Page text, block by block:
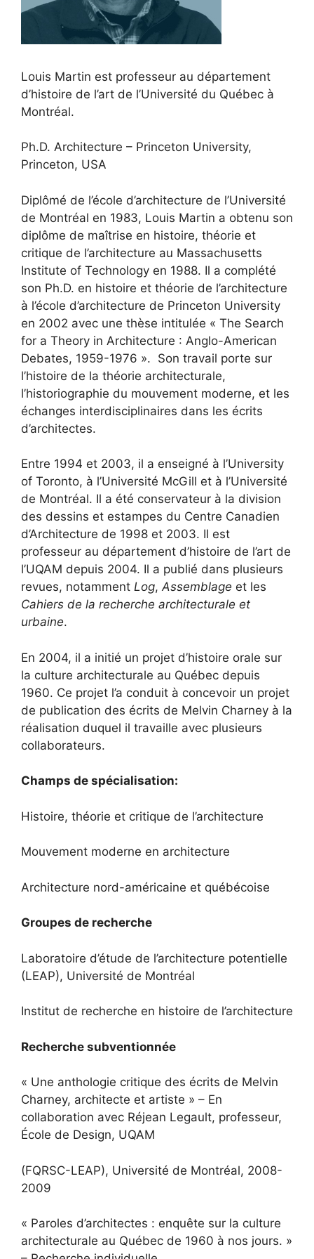
Louis Martin est professeur au département
d’histoire de l’art de l’Université du Québec à
Montréal.
Ph.D. Architecture – Princeton University,
Princeton, USA
Diplômé de l’école d’architecture de l’Université
de Montréal en 1983, Louis Martin a obtenu son
diplôme de maîtrise en histoire, théorie et
critique de l’architecture au Massachusetts
Institute of Technology en 1988. Il a complété
son Ph.D. en histoire et théorie de l’architecture
à l’école d’architecture de Princeton University
en 2002 avec une thèse intitulée « The Search
for a Theory in Architecture : Anglo-American
Debates, 1959-1976 ». Son travail porte sur
l’histoire de la théorie architecturale,
l’historiographie du mouvement moderne, et les
échanges interdisciplinaires dans les écrits
d’architectes.
Entre 1994 et 2003, il a enseigné à l’University
of Toronto, à l’Université McGill et à l’Université
de Montréal. Il a été conservateur à la division
des dessins et estampes du Centre Canadien
d’Architecture de 1998 et 2003. Il est
professeur au département d’histoire de l’art de
l’UQAM depuis 2004. Il a publié dans plusieurs
revues, notamment Log,Assemblage et les
Cahiers de la recherche architecturale et
urbaine.
En 2004, il a initié un projet d’histoire orale sur
la culture architecturale au Québec depuis
1960. Ce projet l’a conduit à concevoir un projet
de publication des écrits de Melvin Charney à la
réalisation duquel il travaille avec plusieurs
collaborateurs.
Champs de spécialisation:
Histoire, théorie et critique de l’architecture
Mouvement moderne en architecture
Architecture nord-américaine et québécoise
Groupes de recherche
Laboratoire d’étude de l’architecture potentielle
(LEAP), Université de Montréal
Institut de recherche en histoire de l’architecture
Recherche subventionnée
« Une anthologie critique des écrits de Melvin
Charney, architecte et artiste » – En
collaboration avec Réjean Legault, professeur,
École de Design, UQAM
(FQRSC-LEAP), Université de Montréal, 2008-
2009
« Paroles d’architectes : enquête sur la culture
architecturale au Québec de 1960 à nos jours. »